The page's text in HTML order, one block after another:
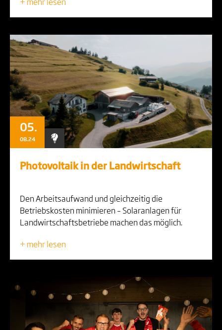
05.
08.24
Photovoltaik in der Landwirtschaft
Den Arbeitsaufwand und gleichzeitig die
Betriebskosten minimieren – Solaranlagen für
Landwirtschaftsbetriebe machen das möglich.
+ mehr lesen